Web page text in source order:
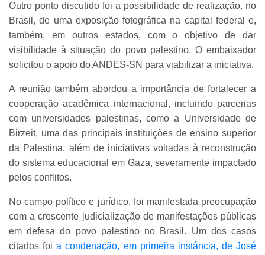
Outro ponto discutido foi a possibilidade de realização, no
Brasil, de uma exposição fotográfica na capital federal e,
também, em outros estados, com o objetivo de dar
visibilidade à situação do povo palestino. O embaixador
solicitou o apoio do ANDES-SN para viabilizar a iniciativa.
A reunião também abordou a importância de fortalecer a
cooperação acadêmica internacional, incluindo parcerias
com universidades palestinas, como a Universidade de
Birzeit, uma das principais instituições de ensino superior
da Palestina, além de iniciativas voltadas à reconstrução
do sistema educacional em Gaza, severamente impactado
pelos conflitos.
No campo político e jurídico, foi manifestada preocupação
com a crescente judicialização de manifestações públicas
em defesa do povo palestino no Brasil. Um dos casos
citados foia condenação, em primeira instância, de José